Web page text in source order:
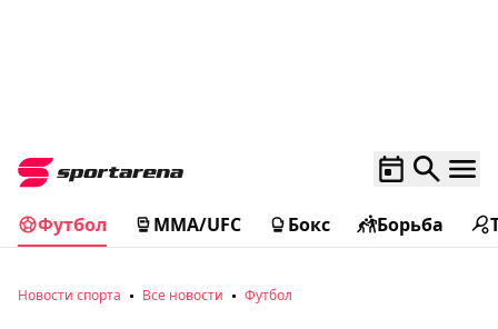
Футбол MMA/UFC Бокс Борьба
Новости спорта Все новости Футбол